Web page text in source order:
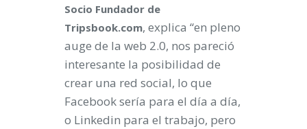
Socio Fundador de
Tripsbook.com, explica “en pleno
auge de la web 2.0, nos pareció
interesante la posibilidad de
crear una red social, lo que
Facebook sería para el día a día,
o Linkedin para el trabajo, pero